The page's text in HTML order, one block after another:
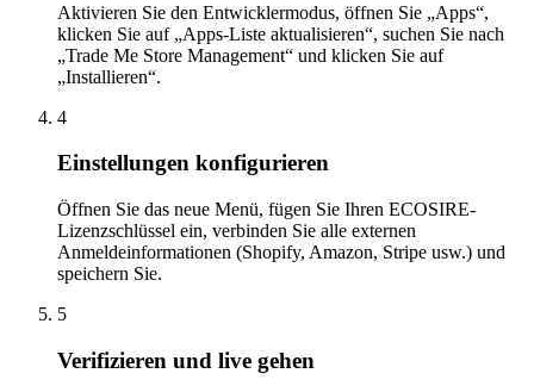
Aktivieren Sie den Entwicklermodus, öffnen Sie „Apps“,
klicken Sie auf „Apps-Liste aktualisieren“, suchen Sie nach
„Trade Me Store Management“ und klicken Sie auf
„Installieren“.
4
Einstellungen konfigurieren
Öffnen Sie das neue Menü, fügen Sie Ihren ECOSIRE-
Lizenzschlüssel ein, verbinden Sie alle externen
Anmeldeinformationen (Shopify, Amazon, Stripe usw.) und
speichern Sie.
5
Verifizieren und live gehen